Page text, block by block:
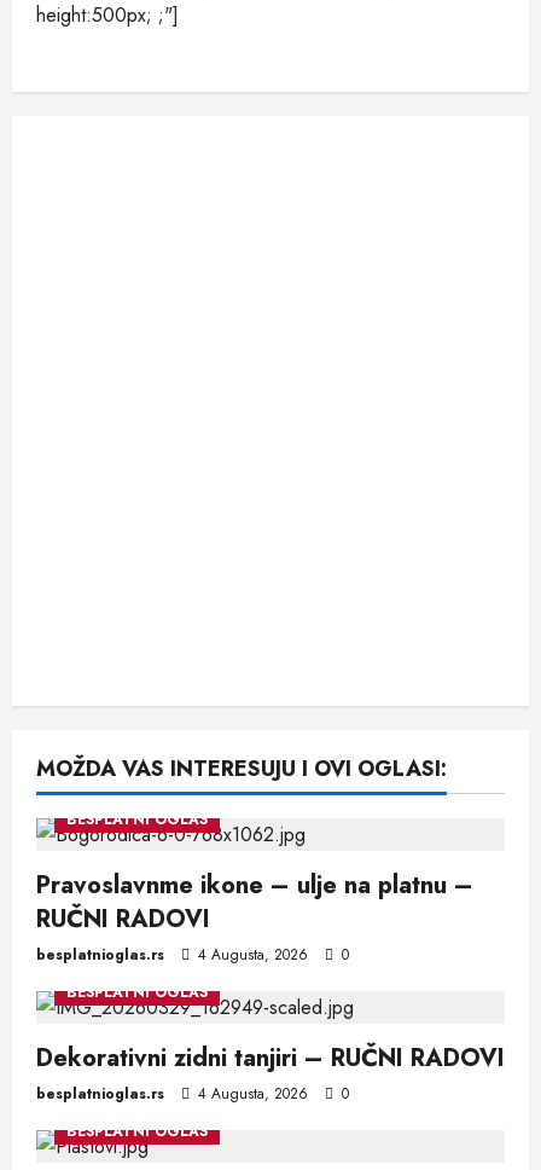
height:500px; ;"]
MOŽDA VAS INTERESUJU I OVI OGLASI:
BESPLATNI OGLAS
Pravoslavnme ikone – ulje na platnu –
RUČNI RADOVI
besplatnioglas.rs 4 Augusta, 2026
0
BESPLATNI OGLAS
Dekorativni zidni tanjiri – RUČNI RADOVI
besplatnioglas.rs 4 Augusta, 2026
0
BESPLATNI OGLAS